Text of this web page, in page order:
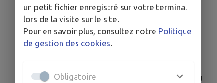
Enedis ne pratique aucun démarchage
commercial et ne propose aucun produit
ou service à la vente.
Toute intervention d’Enedis nécessitant
vous préalable, sauf situation d’urgence ou
un petit fichier enregistré sur votre terminal
lors de la visite sur le site.
Pour en savoir plus, consultez notre Politique
de gestion des cookies.
Obligatoire